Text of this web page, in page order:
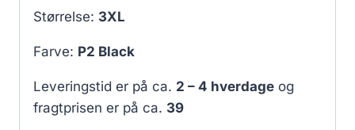
Størrelse: 3XL
Farve: P2 Black
Leveringstid er på ca. 2 – 4 hverdage og
fragtprisen er på ca. 39